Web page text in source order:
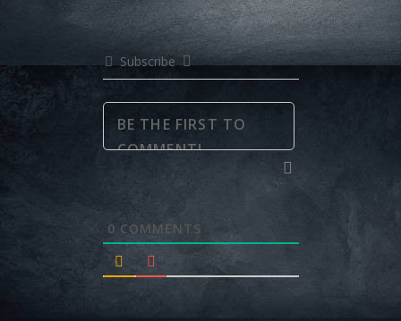
Subscribe
0 COMMENTS